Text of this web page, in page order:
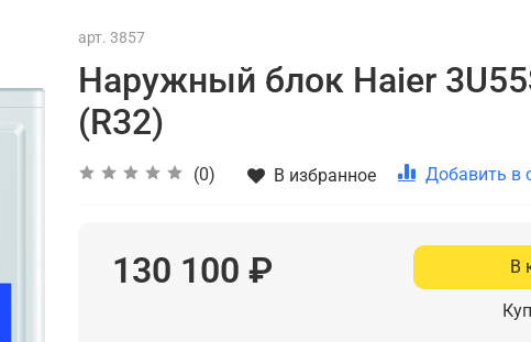
арт. 3857
Наружный блок Haier
(R32)
(0) В избранное Добавить в
130 100 ₽ В